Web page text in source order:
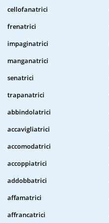
cellofanatrici
frenatrici
impaginatrici
manganatrici
senatrici
trapanatrici
abbindolatrici
accavigliatrici
accomodatrici
accoppiatrici
addobbatrici
affamatrici
affrancatrici